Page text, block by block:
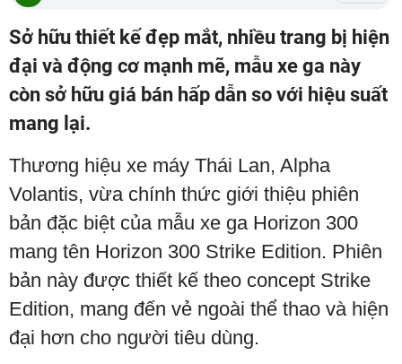
Sở hữu thiết kế đẹp mắt, nhiều trang bị hiện
đại và động cơ mạnh mẽ, mẫu xe ga này
còn sở hữu giá bán hấp dẫn so với hiệu suất
mang lại.
Thương hiệu xe máy Thái Lan, Alpha
Volantis, vừa chính thức giới thiệu phiên
bản đặc biệt của mẫu xe ga Horizon 300
mang tên Horizon 300 Strike Edition. Phiên
bản này được thiết kế theo concept Strike
Edition, mang đến vẻ ngoài thể thao và hiện
đại hơn cho người tiêu dùng.